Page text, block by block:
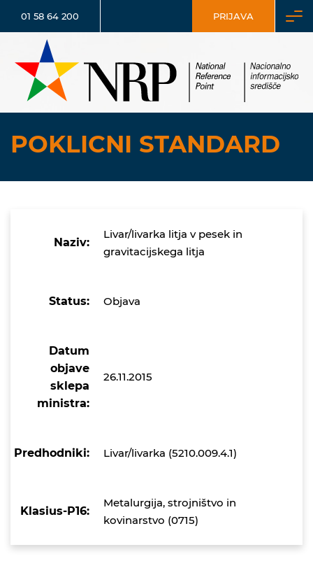
01 58 64 200 PRIJAVA
POKLICNI STANDARD
Naziv:
Livar/livarka litja v pesek in
gravitacijskega litja
Status: Objava
Datum
objave
sklepa
ministra:
26.11.2015
Predhodniki: Livar/livarka (5210.009.4.1)
Klasius-P16:
Metalurgija, strojništvo in
kovinarstvo (0715)